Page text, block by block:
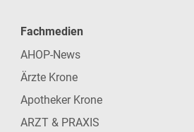
Fachmedien
AHOP-News
Ärzte Krone
Apotheker Krone
ARZT & PRAXIS